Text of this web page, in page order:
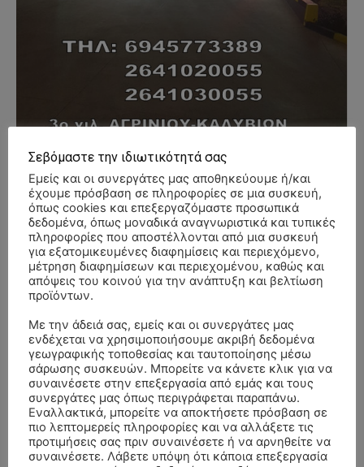
- Advertisment -
Σεβόμαστε την ιδιωτικότητά σας
Εμείς και οι συνεργάτες μας αποθηκεύουμε ή/και
έχουμε πρόσβαση σε πληροφορίες σε μια συσκευή,
όπως cookies και επεξεργαζόμαστε προσωπικά
δεδομένα, όπως μοναδικά αναγνωριστικά και τυπικές
πληροφορίες που αποστέλλονται από μια συσκευή
για εξατομικευμένες διαφημίσεις και περιεχόμενο,
μέτρηση διαφημίσεων και περιεχομένου, καθώς και
απόψεις του κοινού για την ανάπτυξη και βελτίωση
προϊόντων.
Με την άδειά σας, εμείς και οι συνεργάτες μας
ενδέχεται να χρησιμοποιήσουμε ακριβή δεδομένα
γεωγραφικής τοποθεσίας και ταυτοποίησης μέσω
σάρωσης συσκευών. Μπορείτε να κάνετε κλικ για να
συναινέσετε στην επεξεργασία από εμάς και τους
συνεργάτες μας όπως περιγράφεται παραπάνω.
Εναλλακτικά, μπορείτε να αποκτήσετε πρόσβαση σε
πιο λεπτομερείς πληροφορίες και να αλλάξετε τις
προτιμήσεις σας πριν συναινέσετε ή να αρνηθείτε να
συναινέσετε. Λάβετε υπόψη ότι κάποια επεξεργασία